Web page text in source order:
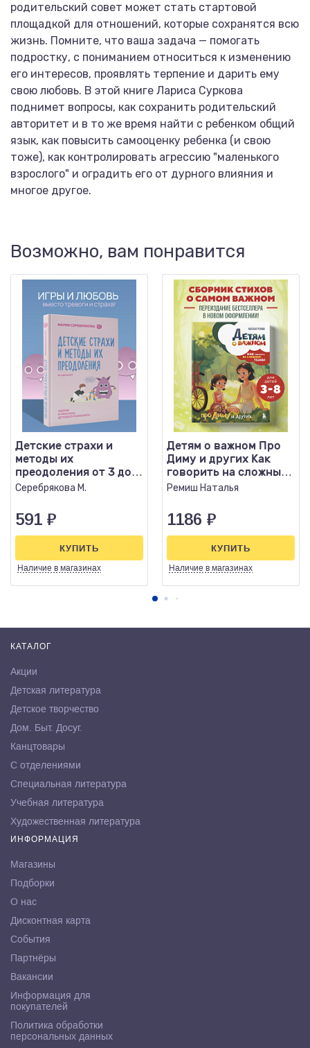
родительский совет может стать стартовой
площадкой для отношений, которые сохранятся всю
жизнь. Помните, что ваша задача — помогать
подростку, с пониманием относиться к изменению
его интересов, проявлять терпение и дарить ему
свою любовь. В этой книге Лариса Суркова
поднимет вопросы, как сохранить родительский
авторитет и в то же время найти с ребенком общий
язык, как повысить самооценку ребенка (и свою
тоже), как контролировать агрессию "маленького
взрослого" и оградить его от дурного влияния и
многое другое.
Возможно, вам понравится
Детские страхи и
методы их
преодоления от 3 до
15 лет Теория и
Серебрякова М.
591 ₽
Наличие в магазинах
КУПИТЬ
Детям о важном Про
Диму и других Как
говорить на сложные
темы (нов.оф)
Ремиш Наталья
1186 ₽
Наличие в магазинах
КУПИТЬ
КАТАЛОГ
Акции
Детская литература
Детское творчество
Дом. Быт. Досуг.
Канцтовары
С отделениями
Специальная литература
Учебная литература
Художественная литература
ИНФОРМАЦИЯ
Магазины
Подборки
О нас
Дисконтная карта
События
Партнёры
Вакансии
Информация для
покупателей
Политика обработки
персональных данных